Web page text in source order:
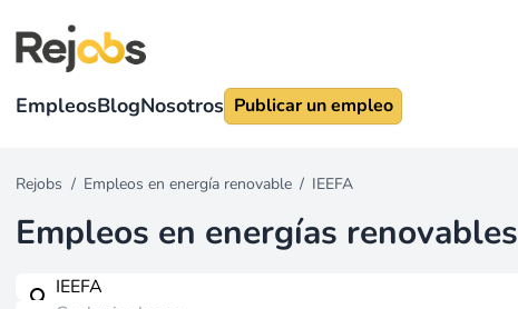
EmpleosBlogNosotros Publicar un empleo
Rejobs / Empleos en energía renovable / IEEFA
Empleos en energías renovables